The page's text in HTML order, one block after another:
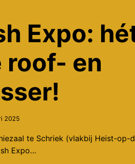
Expo:
roof- en
2025
te Schriek (vlakbij Heist-op-
Expo…